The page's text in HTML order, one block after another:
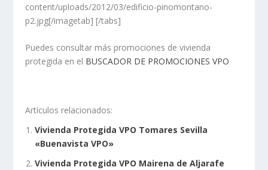
content/uploads/2012/03/edificio-pinomontano-
p2.jpg[/imagetab] [/tabs]
Puedes consultar más promociones de vivienda
protegida en el BUSCADOR DE PROMOCIONES VPO
Artículos relacionados:
Vivienda Protegida VPO Tomares Sevilla
«Buenavista VPO»
Vivienda Protegida VPO Mairena de Aljarafe